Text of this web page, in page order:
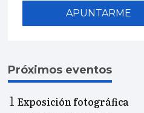
APUNTARME
Próximos eventos
Exposición fotográfica